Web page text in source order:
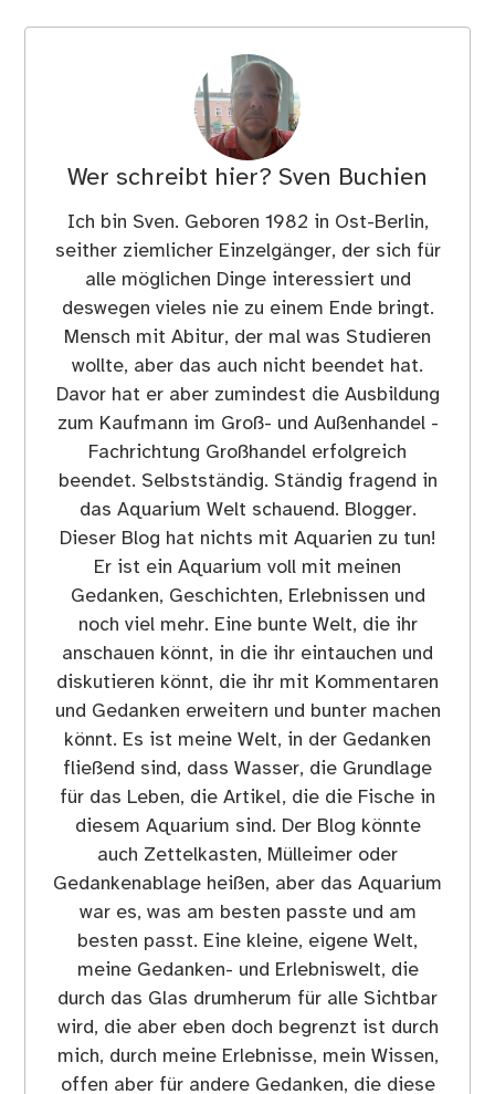
Wer schreibt hier? Sven Buchien
Ich bin Sven. Geboren 1982 in Ost-Berlin,
seither ziemlicher Einzelgänger, der sich für
alle möglichen Dinge interessiert und
deswegen vieles nie zu einem Ende bringt.
Mensch mit Abitur, der mal was Studieren
wollte, aber das auch nicht beendet hat.
Davor hat er aber zumindest die Ausbildung
zum Kaufmann im Groß- und Außenhandel -
Fachrichtung Großhandel erfolgreich
beendet. Selbstständig. Ständig fragend in
das Aquarium Welt schauend. Blogger.
Dieser Blog hat nichts mit Aquarien zu tun!
Er ist ein Aquarium voll mit meinen
Gedanken, Geschichten, Erlebnissen und
noch viel mehr. Eine bunte Welt, die ihr
anschauen könnt, in die ihr eintauchen und
diskutieren könnt, die ihr mit Kommentaren
und Gedanken erweitern und bunter machen
könnt. Es ist meine Welt, in der Gedanken
fließend sind, dass Wasser, die Grundlage
für das Leben, die Artikel, die die Fische in
diesem Aquarium sind. Der Blog könnte
auch Zettelkasten, Mülleimer oder
Gedankenablage heißen, aber das Aquarium
war es, was am besten passte und am
besten passt. Eine kleine, eigene Welt,
meine Gedanken- und Erlebniswelt, die
durch das Glas drumherum für alle Sichtbar
wird, die aber eben doch begrenzt ist durch
mich, durch meine Erlebnisse, mein Wissen,
offen aber für andere Gedanken, die diese